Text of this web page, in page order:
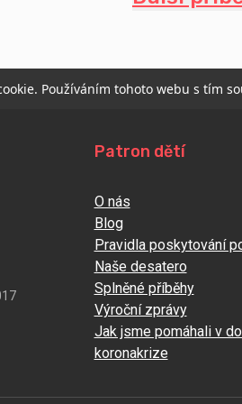
Používáním tohoto webu s tím
Patron dětí
O nás
Blog
Pravidla poskytování
Naše desatero
Splněné příběhy
Výroční zprávy
Jak jsme pomáhali v
koronakrize